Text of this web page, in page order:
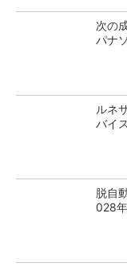
次の
パナ
ルネ
バイ
脱自
028